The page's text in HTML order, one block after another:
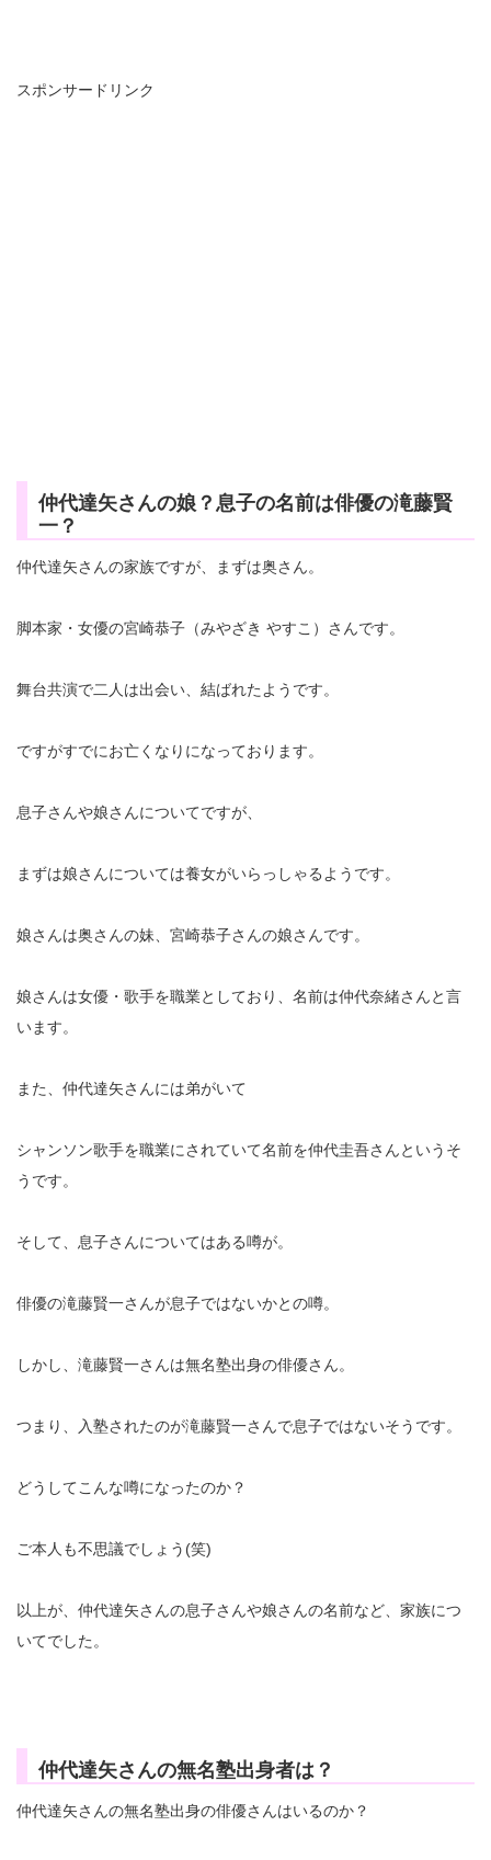
スポンサードリンク
仲代達矢さんの娘？息子の名前は俳優の滝藤賢
一？
仲代達矢さんの家族ですが、まずは奥さん。
脚本家・女優の宮崎恭子（みやざき やすこ）さんです。
舞台共演で二人は出会い、結ばれたようです。
ですがすでにお亡くなりになっております。
息子さんや娘さんについてですが、
まずは娘さんについては養女がいらっしゃるようです。
娘さんは奥さんの妹、宮崎恭子さんの娘さんです。
娘さんは女優・歌手を職業としており、名前は仲代奈緒さんと言
います。
また、仲代達矢さんには弟がいて
シャンソン歌手を職業にされていて名前を仲代圭吾さんというそ
うです。
そして、息子さんについてはある噂が。
俳優の滝藤賢一さんが息子ではないかとの噂。
しかし、滝藤賢一さんは無名塾出身の俳優さん。
つまり、入塾されたのが滝藤賢一さんで息子ではないそうです。
どうしてこんな噂になったのか？
ご本人も不思議でしょう(笑)
以上が、仲代達矢さんの息子さんや娘さんの名前など、家族につ
いてでした。
仲代達矢さんの無名塾出身者は？
仲代達矢さんの無名塾出身の俳優さんはいるのか？